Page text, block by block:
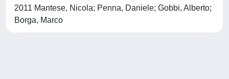
2011 Mantese, Nicola; Penna, Daniele; Gobbi, Alberto;
Borga, Marco